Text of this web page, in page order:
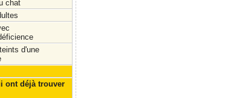
chat
d'une
ont déjà trouver